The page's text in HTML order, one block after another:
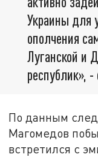
Украины для
ополчения
Луганской и
республик»,
По данным
Магомедов
встретился с